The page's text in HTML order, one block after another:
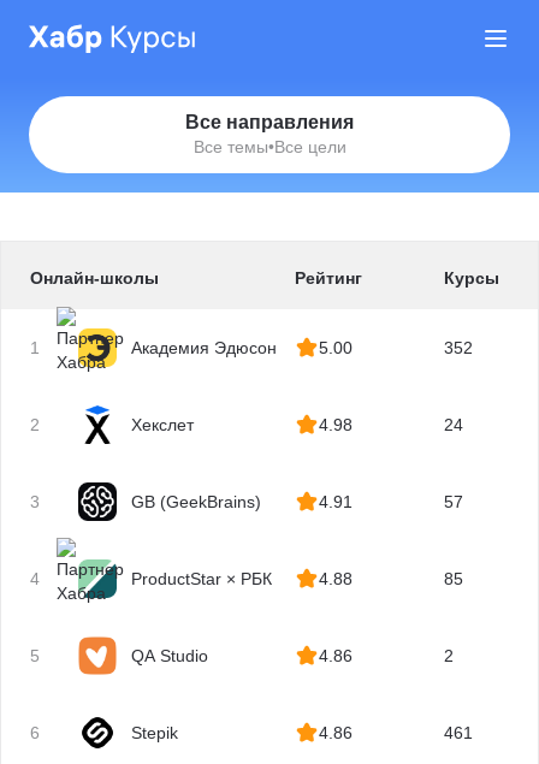
Все направления
Все темы•Все цели
Онлайн-школы Рейтинг Курсы
1 Академия Эдюсон 5.00 352
2 Хекслет 4.98 24
3 GB (GeekBrains) 4.91 57
4 ProductStar × РБК 4.88 85
5 QA Studio 4.86 2
6 Stepik 4.86 461